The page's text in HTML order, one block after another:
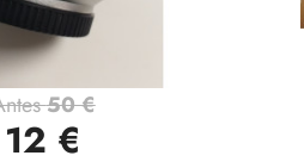
Vista rápida
50 €
12 €